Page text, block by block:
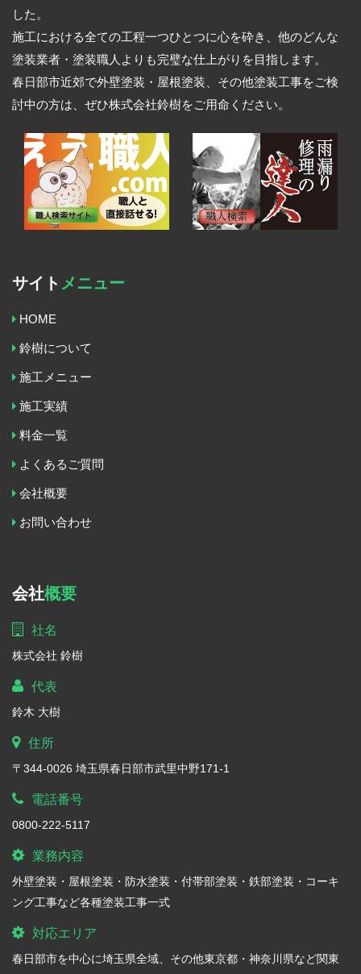
した。
施工における全ての工程一つひとつに心を砕き、他のどんな
塗装業者・塗装職人よりも完璧な仕上がりを目指します。
春日部市近郊で外壁塗装・屋根塗装、その他塗装工事をご検
討中の方は、ぜひ株式会社鈴樹をご用命ください。
サイト メニュー
HOME
鈴樹について
施工メニュー
施工実績
料金一覧
よくあるご質問
会社概要
お問い合わせ
会社概要
社名
株式会社 鈴樹
代表
鈴木 大樹
住所
〒344-0026 埼玉県春日部市武里中野171-1
電話番号
0800-222-5117
業務内容
外壁塗装・屋根塗装・防水塗装・付帯部塗装・鉄部塗装・コーキ
ング工事など各種塗装工事一式
対応エリア
春日部市を中心に埼玉県全域、その他東京都・神奈川県など関東